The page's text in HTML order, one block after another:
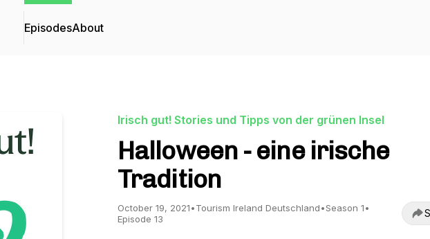
EpisodesAbout
Irisch gut! Stories und Tipps von der grünen Insel
Halloween - eine irische
Tradition
October 19, 2021•Tourism Ireland Deutschland•Season 1•
Episode 13